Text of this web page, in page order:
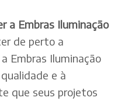
a Embras Iluminação
de perto a
Embras Iluminação
e à
que seus projetos